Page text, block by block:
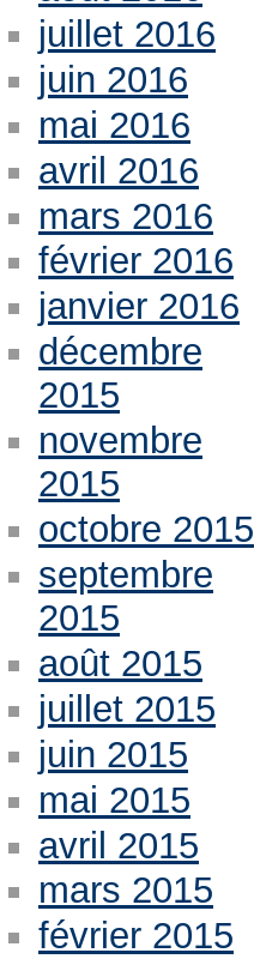
juillet 2016
juin 2016
mai 2016
avril 2016
mars 2016
février 2016
janvier 2016
décembre
2015
novembre
2015
octobre 2015
septembre
2015
août 2015
juillet 2015
juin 2015
mai 2015
avril 2015
mars 2015
février 2015